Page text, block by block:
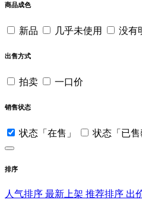
商品成色
新品 几乎未使用 没有
出售方式
拍卖 一口价
销售状态
状态「在售」 状态「已售
排序
人气排序 最新上架 推荐排序 出